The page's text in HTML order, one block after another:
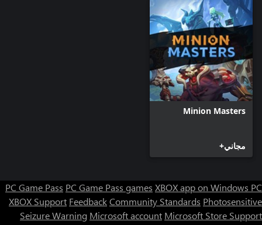
Minion Masters
مجاني+
PC Game Pass PC Game Pass games XBOX app on Windows PC
XBOX Support FeedbackCommunity Standards Photosensitive
Seizure Warning Microsoft account Microsoft Store Support